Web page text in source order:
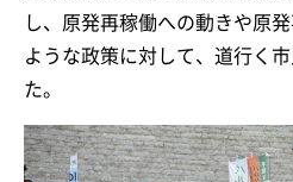
し、原発再稼働への動きや原
ような政策に対して、道行く
た。